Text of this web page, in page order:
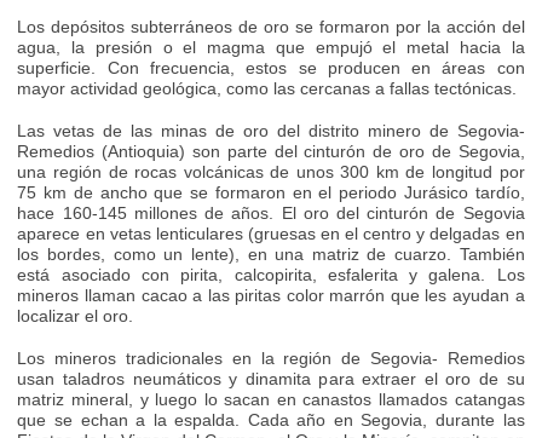
Los depósitos subterráneos de oro se formaron por la acción del
agua, la presión o el magma que empujó el metal hacia la
superficie. Con frecuencia, estos se producen en áreas con
mayor actividad geológica, como las cercanas a fallas tectónicas.
Las vetas de las minas de oro del distrito minero de Segovia-
Remedios (Antioquia) son parte del cinturón de oro de Segovia,
una región de rocas volcánicas de unos 300 km de longitud por
75 km de ancho que se formaron en el periodo Jurásico tardío,
hace 160-145 millones de años. El oro del cinturón de Segovia
aparece en vetas lenticulares (gruesas en el centro y delgadas en
los bordes, como un lente), en una matriz de cuarzo. También
está asociado con pirita, calcopirita, esfalerita y galena. Los
mineros llaman cacao a las piritas color marrón que les ayudan a
localizar el oro.
Los mineros tradicionales en la región de Segovia- Remedios
usan taladros neumáticos y dinamita para extraer el oro de su
matriz mineral, y luego lo sacan en canastos llamados catangas
que se echan a la espalda. Cada año en Segovia, durante las